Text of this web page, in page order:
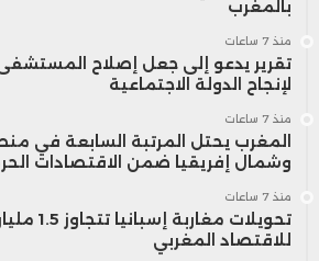
بالمغرب
منذ 7 ساعات
تقرير يدعو إلى جعل إصلاح
لإنجاح الدولة الاجتماعية
منذ 7 ساعات
المغرب يحتل المرتبة السابعة في
وشمال إفريقيا ضمن الاقتصادات
منذ 7 ساعات
تحويلات
للاقتصاد المغربي